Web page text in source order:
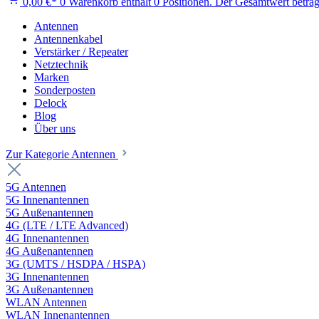
Antennen
Antennenkabel
Verstärker / Repeater
Netztechnik
Marken
Sonderposten
Delock
Blog
Über uns
Zur Kategorie Antennen
5G Antennen
5G Innenantennen
5G Außenantennen
4G (LTE / LTE Advanced)
4G Innenantennen
4G Außenantennen
3G (UMTS / HSDPA / HSPA)
3G Innenantennen
3G Außenantennen
WLAN Antennen
WLAN Innenantennen